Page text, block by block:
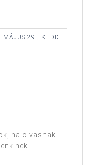
MÁJUS 29., KEDD
ha olvasnak.
...